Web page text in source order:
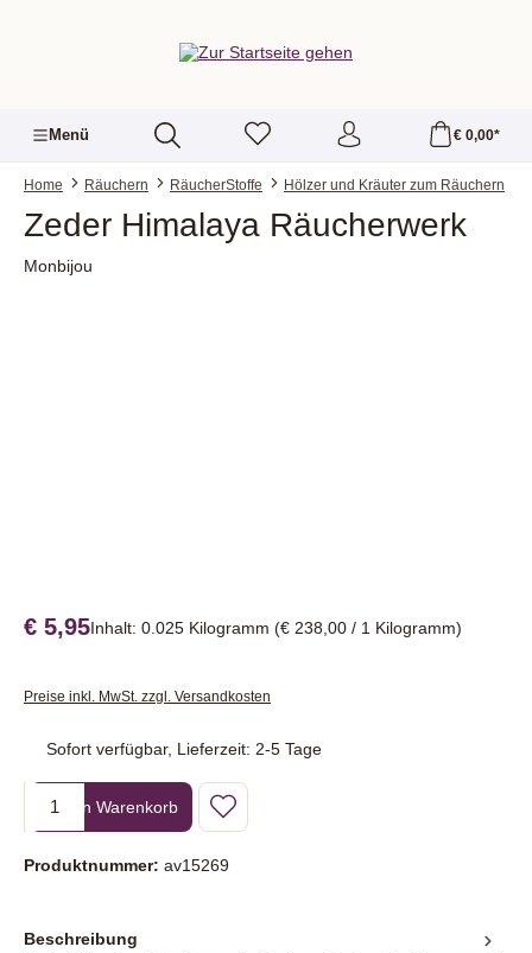
Menü € 0,00*
Home Räuchern RäucherStoffe Hölzer und Kräuter zum Räuchern
Zeder Himalaya Räucherwerk
Monbijou
€ 5,95Inhalt: 0.025 Kilogramm (€ 238,00 / 1 Kilogramm)
Preise inkl. MwSt. zzgl. Versandkosten
Sofort verfügbar, Lieferzeit: 2-5 Tage
Produkt Anzahl: Gib den gewünschten Wert ein oder benutze die
In den Warenkorb
Produktnummer: av15269
Beschreibung